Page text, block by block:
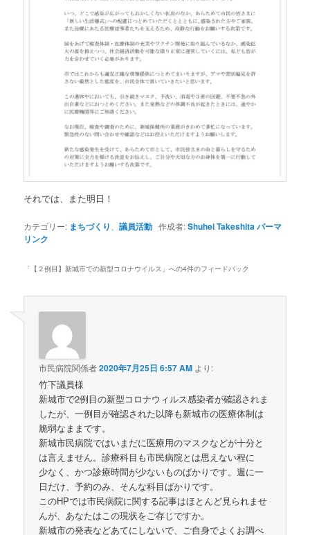
それでは、また明日！
カテゴリー: まちづくり 、議員活動 作成者:Shuhei Takeshitaパーマ
リンク
「 【２例目】新城市での新型コロナウイルス 」への4件のフィードバック
市民病院関係者2020年7月25日 6:57 AM より:
竹下議員様
新城市で2例目の新型コロナウィルス感染者が確認されま
したが、一例目が確認された以降も新城市の医療体制は
脆弱なままです。
新城市民病院ではいまだに医療用のマスクなどが十分と
は言えません。診療科目も市民病院とは思えない程に
少なく、かつ診療時間が少ないものばかりです。週に一
日だけ、予約のみ、そんな科目ばかりです。
このHPでは市民病院に関する記事はほとんど見られませ
んが、あなたはこの現状をご存じですか。
新城市の発表などあてにしないで、ご自身でよくお調べ